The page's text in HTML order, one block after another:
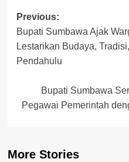
Post
navigation
Previous:
Bupati Sumbawa Ajak
Lestarikan Budaya,
Pendahulu
Bupati Sumbawa
Pegawai Pemerintah
More Stories